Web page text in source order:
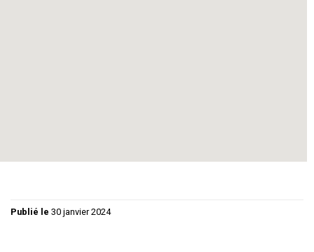
Publié le 30 janvier 2024